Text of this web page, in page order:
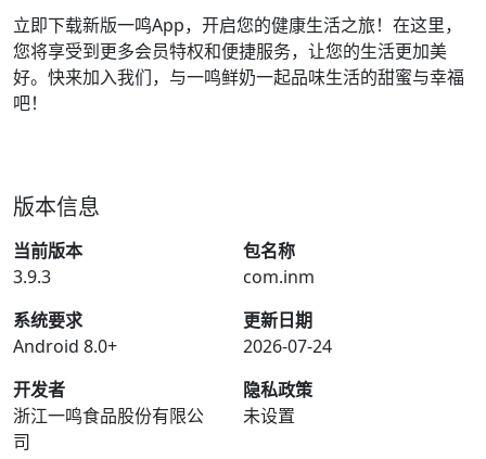
立即下载新版一鸣App，开启您的健康生活之旅！在这里，
您将享受到更多会员特权和便捷服务，让您的生活更加美
好。快来加入我们，与一鸣鲜奶一起品味生活的甜蜜与幸福
吧！
版本信息
当前版本
3.9.3
包名称
com.inm
系统要求
Android 8.0+
更新日期
2026-07-24
开发者
浙江一鸣食品股份有限公
司
隐私政策
未设置